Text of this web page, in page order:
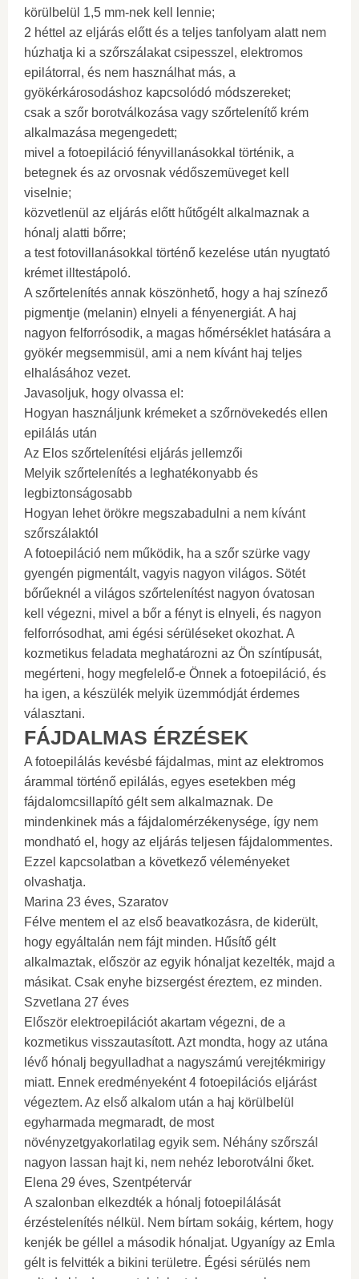
körülbelül 1,5 mm-nek kell lennie;
2 héttel az eljárás előtt és a teljes tanfolyam alatt nem
húzhatja ki a szőrszálakat csipesszel, elektromos
epilátorral, és nem használhat más, a
gyökérkárosodáshoz kapcsolódó módszereket;
csak a szőr borotválkozása vagy szőrtelenítő krém
alkalmazása megengedett;
mivel a fotoepiláció fényvillanásokkal történik, a
betegnek és az orvosnak védőszemüveget kell
viselnie;
közvetlenül az eljárás előtt hűtőgélt alkalmaznak a
hónalj alatti bőrre;
a test fotovillanásokkal történő kezelése után nyugtató
krémet illtestápoló.
A szőrtelenítés annak köszönhető, hogy a haj színező
pigmentje (melanin) elnyeli a fényenergiát. A haj
nagyon felforrósodik, a magas hőmérséklet hatására a
gyökér megsemmisül, ami a nem kívánt haj teljes
elhalásához vezet.
Javasoljuk, hogy olvassa el:
Hogyan használjunk krémeket a szőrnövekedés ellen
epilálás után
Az Elos szőrtelenítési eljárás jellemzői
Melyik szőrtelenítés a leghatékonyabb és
legbiztonságosabb
Hogyan lehet örökre megszabadulni a nem kívánt
szőrszálaktól
A fotoepiláció nem működik, ha a szőr szürke vagy
gyengén pigmentált, vagyis nagyon világos. Sötét
bőrűeknél a világos szőrtelenítést nagyon óvatosan
kell végezni, mivel a bőr a fényt is elnyeli, és nagyon
felforrósodhat, ami égési sérüléseket okozhat. A
kozmetikus feladata meghatározni az Ön színtípusát,
megérteni, hogy megfelelő-e Önnek a fotoepiláció, és
ha igen, a készülék melyik üzemmódját érdemes
választani.
FÁJDALMAS ÉRZÉSEK
A fotoepilálás kevésbé fájdalmas, mint az elektromos
árammal történő epilálás, egyes esetekben még
fájdalomcsillapító gélt sem alkalmaznak. De
mindenkinek más a fájdalomérzékenysége, így nem
mondható el, hogy az eljárás teljesen fájdalommentes.
Ezzel kapcsolatban a következő véleményeket
olvashatja.
Marina 23 éves, Szaratov
Félve mentem el az első beavatkozásra, de kiderült,
hogy egyáltalán nem fájt minden. Hűsítő gélt
alkalmaztak, először az egyik hónaljat kezelték, majd a
másikat. Csak enyhe bizsergést éreztem, ez minden.
Szvetlana 27 éves
Először elektroepilációt akartam végezni, de a
kozmetikus visszautasított. Azt mondta, hogy az utána
lévő hónalj begyulladhat a nagyszámú verejtékmirigy
miatt. Ennek eredményeként 4 fotoepilációs eljárást
végeztem. Az első alkalom után a haj körülbelül
egyharmada megmaradt, de most
növényzetgyakorlatilag egyik sem. Néhány szőrszál
nagyon lassan hajt ki, nem nehéz leborotválni őket.
Elena 29 éves, Szentpétervár
A szalonban elkezdték a hónalj fotoepilálását
érzéstelenítés nélkül. Nem bírtam sokáig, kértem, hogy
kenjék be géllel a második hónaljat. Ugyanígy az Emla
gélt is felvitték a bikini területre. Égési sérülés nem